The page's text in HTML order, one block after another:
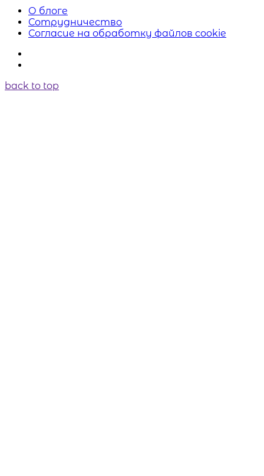
О блоге
Сотрудничество
Согласие на обработку файлов cookie
back to top